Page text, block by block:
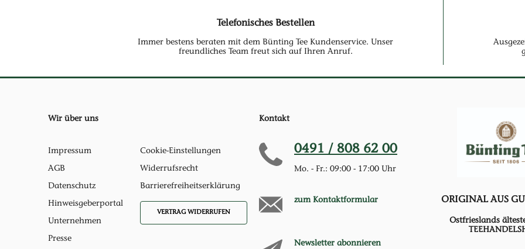
Telefonisches Bestellen
Immer bestens beraten mit dem Bünting Tee Kundenservice. Unser
freundliches Team freut sich auf Ihren Anruf.
Wir über uns
Impressum
AGB
Datenschutz
Hinweisgeberportal
Unternehmen
Presse
Cookie-Einstellungen
Widerrufsrecht
Barrierefreiheitserklärung
VERTRAG WIDERRUFEN
Kontakt
0491 / 808 62 00
Mo. - Fr.: 09:00 - 17:00 Uhr
zum Kontaktformular
Newsletter abonnieren
ORIGINAL AUS
Ostfrieslands